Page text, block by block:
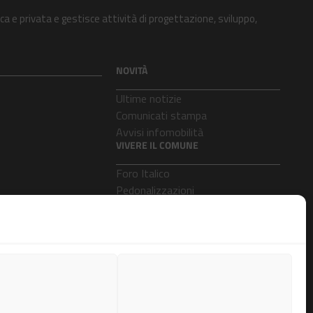
e privata e gestisce attività di progettazione, sviluppo,
NOVITÀ
Ultime notizie
Comunicati stampa
Avvisi infomobilità
VIVERE IL COMUNE
Foro Italico
Pedonalizzazioni